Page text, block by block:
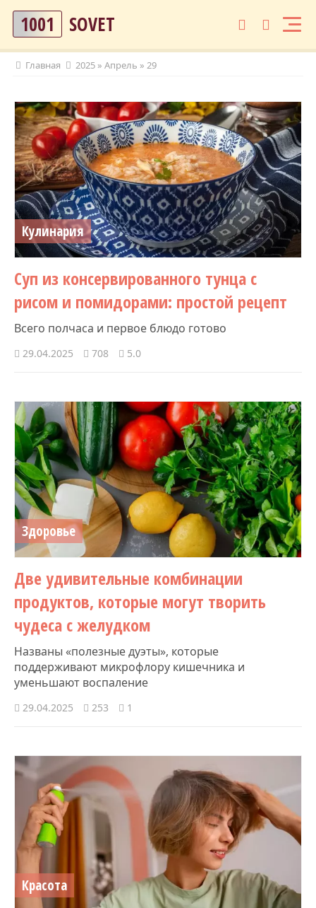
1001 SOVET
Главная 2025 » Апрель » 29
Кулинария
Суп из консервированного тунца с
рисом и помидорами: простой рецепт
Всего полчаса и первое блюдо готово
29.04.2025 708 5.0
Здоровье
Две удивительные комбинации
продуктов, которые могут творить
чудеса с желудком
Названы «полезные дуэты», которые
поддерживают микрофлору кишечника и
уменьшают воспаление
29.04.2025 253 1
Красота